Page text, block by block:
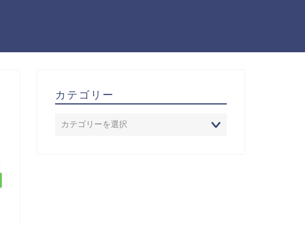
カテゴリー